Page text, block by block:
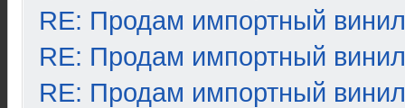
RE: Продам импортный винил
RE: Продам импортный винил
RE: Продам импортный винил